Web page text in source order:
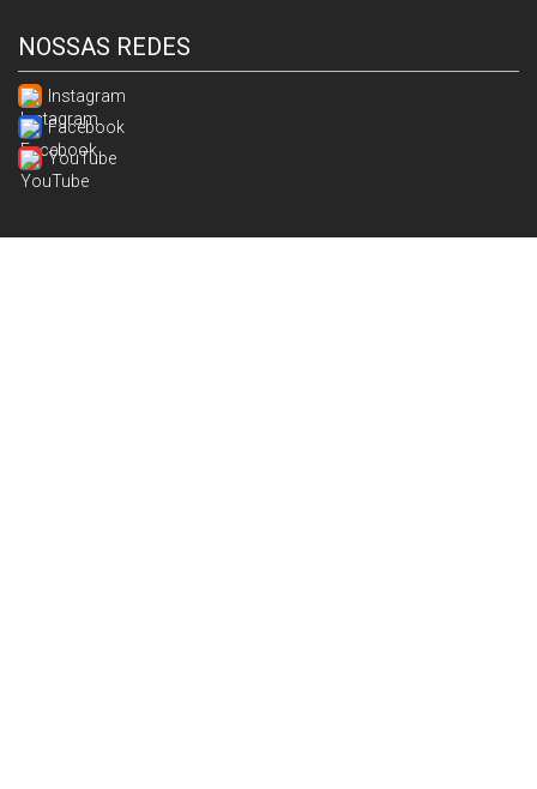
NOSSAS REDES
Instagram
Facebook
YouTube